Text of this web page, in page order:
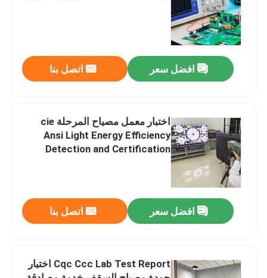
خدمة التصديق
جولة في المختبرات
اتصل بنا
أخبار
اطلب اقتباس
معامل اختبار الإلكترونيات
معامل اختبار السيارات
افضل سعر اتصل بنا
اختبار معمل مصباح المرحلة cie
Ansi Light Energy Efficiency
Detection and Certification
افضل سعر اتصل بنا
Cqc Ccc Lab Test Report اختبار